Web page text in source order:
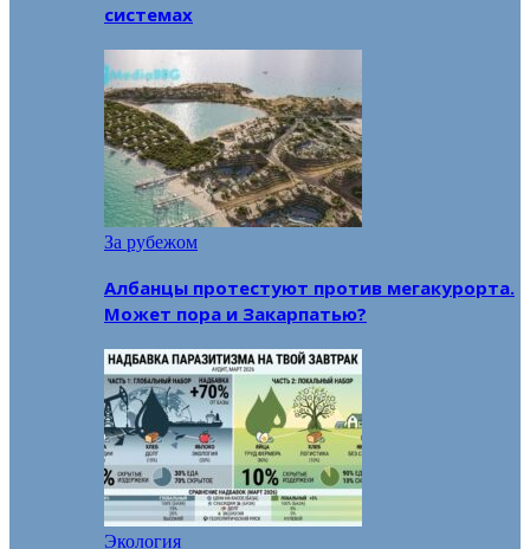
системах
За рубежом
Албанцы протестуют против мегакурорта.
Может пора и Закарпатью?
Экология